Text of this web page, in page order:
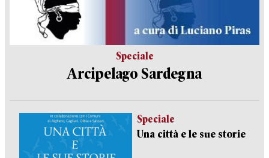
Speciale
Arcipelago Sardegna
Speciale
Una città e le sue storie